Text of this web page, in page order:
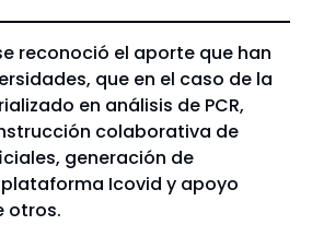
reconoció el aporte que han
que en el caso de la
en análisis de PCR,
colaborativa de
generación de
Icovid y apoyo
otros.